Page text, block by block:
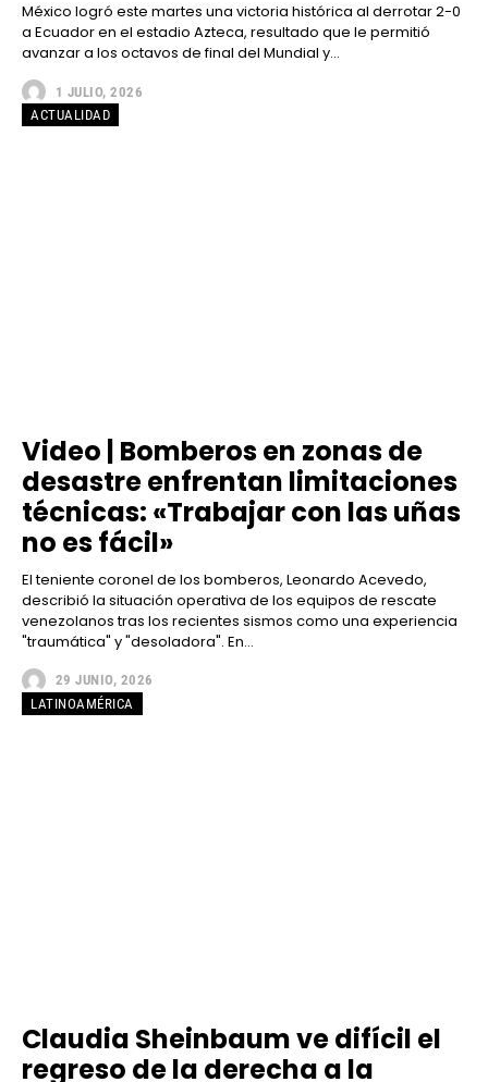
México logró este martes una victoria histórica al derrotar 2-0
a Ecuador en el estadio Azteca, resultado que le permitió
avanzar a los octavos de final del Mundial y...
1 JULIO, 2026
ACTUALIDAD
Video | Bomberos en zonas de
desastre enfrentan limitaciones
técnicas: «Trabajar con las uñas
no es fácil»
El teniente coronel de los bomberos, Leonardo Acevedo,
describió la situación operativa de los equipos de rescate
venezolanos tras los recientes sismos como una experiencia
"traumática" y "desoladora". En...
29 JUNIO, 2026
LATINOAMÉRICA
Claudia Sheinbaum ve difícil el
regreso de la derecha a la